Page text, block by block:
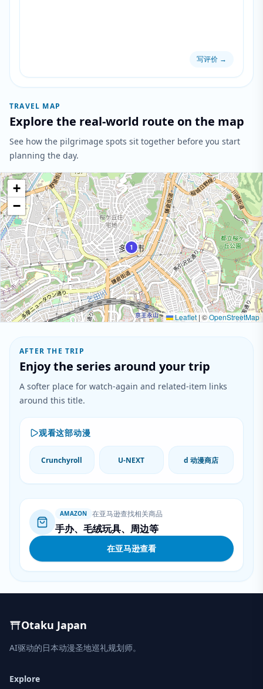
写评价 →
TRAVEL MAP
Explore the real-world route on the map
See how the pilgrimage spots sit together before you start
planning the day.
1
+
−
Leaflet | ©OpenStreetMap
AFTER THE TRIP
Enjoy the series around your trip
A softer place for watch-again and related-item links
around this title.
观看这部动漫
Crunchyroll U-NEXT d 动漫商店
AMAZON 在亚马逊查找相关商品
手办、毛绒玩具、周边等
在亚马逊查看
Otaku Japan
AI驱动的日本动漫圣地巡礼规划师。
Explore